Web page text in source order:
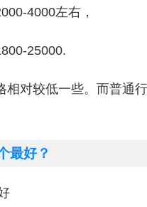
4000左右，
25000.
相对较低一些。而普通
最好？